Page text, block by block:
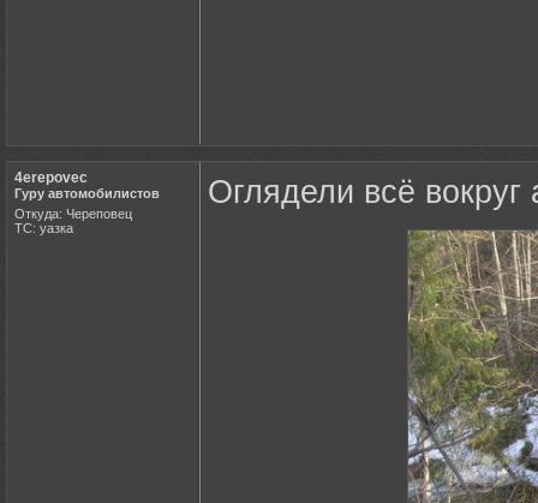
4erepovec
Гуру автомобилистов
Откуда: Череповец
ТС: уазка
Оглядели всё